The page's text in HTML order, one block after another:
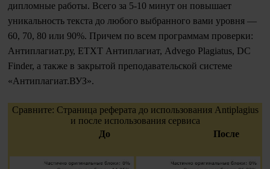
дипломные работы. Всего за 5-10 минут он повышает
уникальность текста до любого выбранного вами уровня —
60, 70, 80 или 90%. Причем по всем программам проверки:
Антиплагиат.ру, ETXT Антиплагиат, Advego Plagiatus, DC
Finder, а также в закрытой преподавательской системе
«Антиплагиат.ВУЗ».
Сравните: Страница реферата до использования Antiplagius
и после использования сервиса
До
После